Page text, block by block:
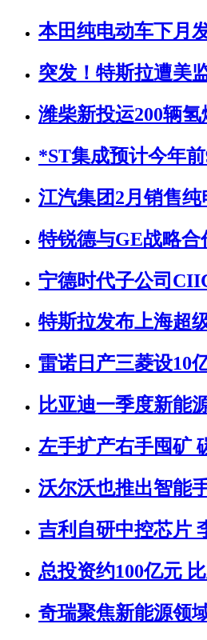
本田纯电动车下月
突发！特斯拉遭美
潍柴新投运200辆
*ST集成预计今年
江汽集团2月销售纯
特锐德与GE战略
宁德时代子公司
特斯拉发布上海超
雷诺日产三菱设10
比亚迪一季度新能
左手扩产右手囤矿
沃尔沃也推出智能
吉利自研中控芯片
总投资约100亿元
奇瑞聚焦新能源领